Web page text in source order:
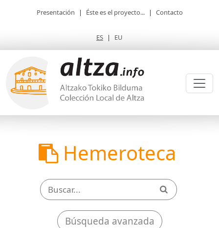
Presentación | Éste es el proyecto... | Contacto
ES | EU
Hemeroteca
Búsqueda avanzada